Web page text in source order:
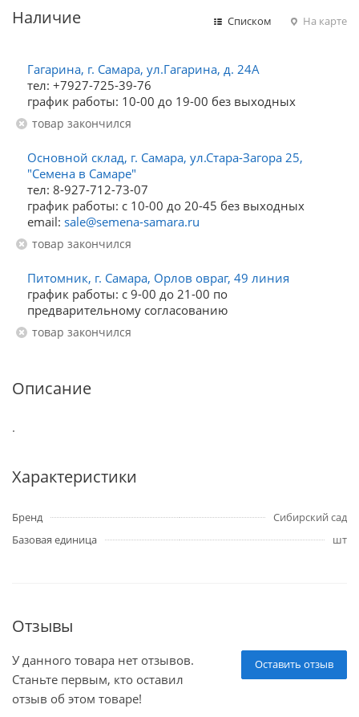
Наличие Списком На карте
Гагарина, г. Самара, ул.Гагарина, д. 24А
тел: +7927-725-39-76
график работы: 10-00 до 19-00 без выходных
Товар закончился
Основной склад, г. Самара, ул.Стара-Загора 25,
"Семена в Самаре"
тел: 8-927-712-73-07
график работы: с 10-00 до 20-45 без выходных
email: sale@semena-samara.ru
Товар закончился
Питомник, г. Самара, Орлов овраг, 49 линия
график работы: с 9-00 до 21-00 по
предварительному согласованию
Товар закончился
Описание
.
Характеристики
Бренд
Сибирский сад
Базовая единица
шт
Отзывы
Оставить отзыв
У данного товара нет отзывов.
Станьте первым, кто оставил
отзыв об этом товаре!